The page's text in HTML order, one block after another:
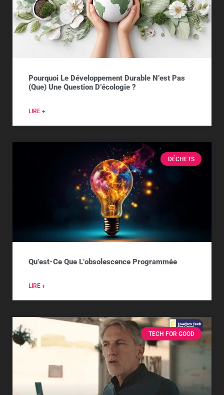
Pourquoi Le Développement Durable N’est Pas
(que) Une Question D’écologie ?
LIRE +
DÉCHETS
Qu’est-Ce Que L’obsolescence Programmée
LIRE +
TECH FOR GOOD